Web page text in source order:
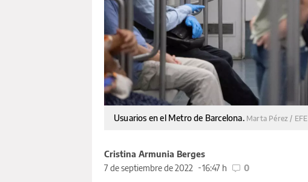
Usuarios en el Metro de Barcelona. Marta Pérez / EFE
Cristina Armunia Berges
7 de septiembre de 2022
16:47 h 0